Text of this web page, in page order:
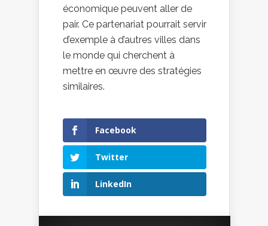
économique peuvent aller de
pair. Ce partenariat pourrait servir
d’exemple à d’autres villes dans
le monde qui cherchent à
mettre en œuvre des stratégies
similaires.
Facebook
Twitter
LinkedIn